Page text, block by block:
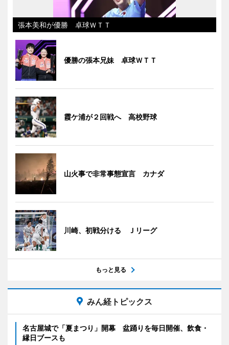
張本美和が優勝 卓球ＷＴＴ
優勝の張本兄妹 卓球ＷＴＴ
霞ケ浦が２回戦へ 高校野球
山火事で非常事態宣言 カナダ
川崎、初戦分ける Ｊリーグ
もっと見る
みん経トピックス
名古屋城で「夏まつり」開幕 盆踊りを毎日開催、飲食・
縁日ブースも